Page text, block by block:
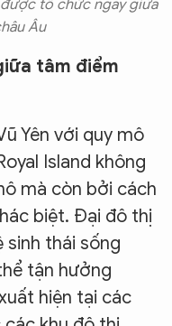
tổ chức ngay giữa
Âu
tâm điểm
Yên với quy mô
Island không
mà còn bởi cách
biệt. Đại đô thị
thái sống
tận hưởng
hiện tại các